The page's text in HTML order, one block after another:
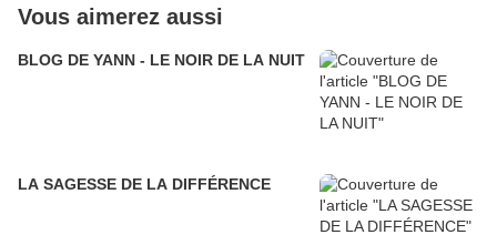
Vous aimerez aussi
BLOG DE YANN - LE NOIR DE LA NUIT
LA SAGESSE DE LA DIFFÉRENCE